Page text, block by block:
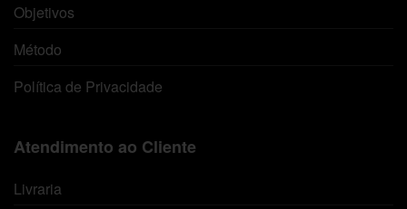
Objetivos
Método
Política de Privacidade
Atendimento ao Cliente
Livraria